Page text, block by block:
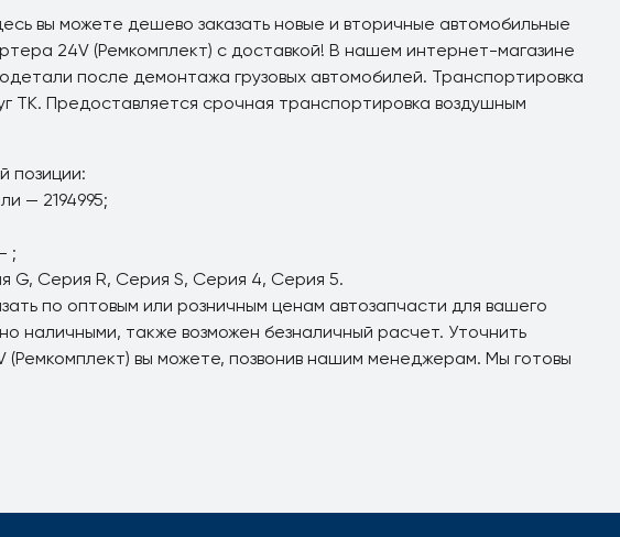
вы можете дешево заказать новые и вторичные автомобильные
24V (Ремкомплект) с доставкой! В нашем интернет-магазине
после демонтажа грузовых автомобилей. Транспортировка
ТК. Предоставляется срочная транспортировка воздушным
позиции:
— 2194995;
;
G, Серия R, Серия S, Серия 4, Серия 5.
по оптовым или розничным ценам автозапчасти для вашего
наличными, также возможен безналичный расчет. Уточнить
вы можете, позвонив нашим менеджерам. Мы готовы